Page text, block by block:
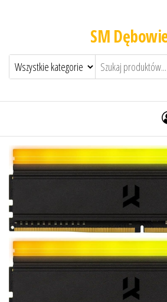
SM